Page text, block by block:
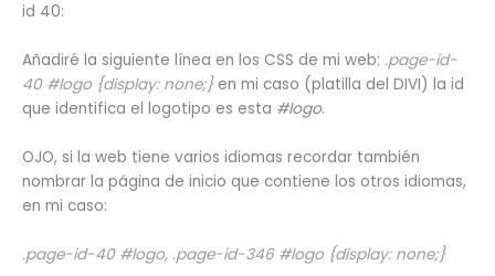
id 40:
Añadiré la siguiente línea en los CSS de mi web: .page-id-
40 #logo {display: none;} en mi caso (platilla del DIVI) la id
que identifica el logotipo es esta #logo.
OJO, si la web tiene varios idiomas recordar también
nombrar la página de inicio que contiene los otros idiomas,
en mi caso:
.page-id-40 #logo, .page-id-346 #logo {display: none;}